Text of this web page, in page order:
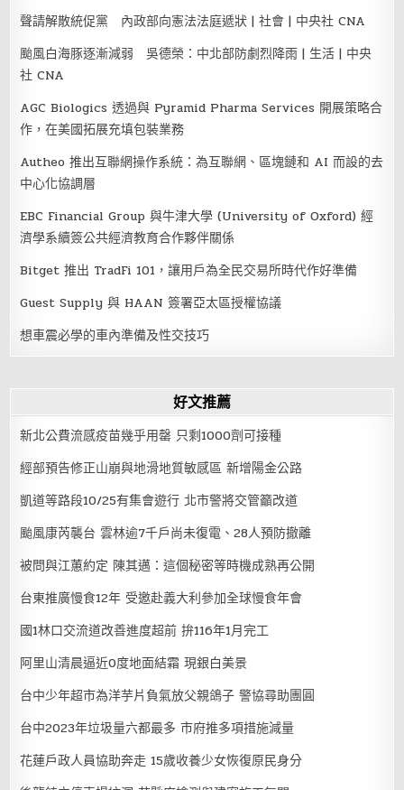
聲請解散統促黨 內政部向憲法法庭遞狀 | 社會 | 中央社 CNA
颱風白海豚逐漸減弱 吳德榮：中北部防劇烈降雨 | 生活 | 中央
社 CNA
AGC Biologics 透過與 Pyramid Pharma Services 開展策略合
作，在美國拓展充填包裝業務
Autheo 推出互聯網操作系統：為互聯網、區塊鏈和 AI 而設的去
中心化協調層
EBC Financial Group 與牛津大學 (University of Oxford) 經
濟學系續簽公共經濟教育合作夥伴關係
Bitget 推出 TradFi 101，讓用戶為全民交易所時代作好準備
Guest Supply 與 HAAN 簽署亞太區授權協議
想車震必學的車內準備及性交技巧
好文推薦
新北公費流感疫苗幾乎用罄 只剩1000劑可接種
經部預告修正山崩與地滑地質敏感區 新增陽金公路
凱道等路段10/25有集會遊行 北市警將交管籲改道
颱風康芮襲台 雲林逾7千戶尚未復電、28人預防撤離
被問與江蕙約定 陳其邁：這個秘密等時機成熟再公開
台東推廣慢食12年 受邀赴義大利參加全球慢食年會
國1林口交流道改善進度超前 拚116年1月完工
阿里山清晨逼近0度地面結霜 現銀白美景
台中少年超市為洋芋片負氣放父親鴿子 警協尋助團圓
台中2023年垃圾量六都最多 市府推多項措施減量
花蓮戶政人員協助奔走 15歲收養少女恢復原民身分